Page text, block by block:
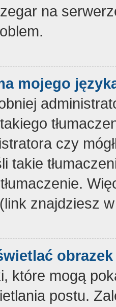
na
mojego
czy
takie
znajdziesz
które mogą
postu.